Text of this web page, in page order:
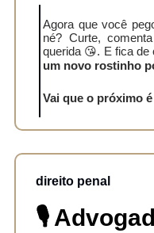
Agora que você
né? Curte,
querida 😘. E fica de
um novo rostinho
Vai que o próximo
direito penal